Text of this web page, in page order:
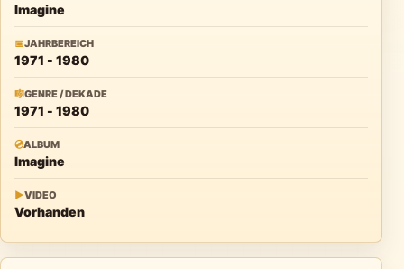
Imagine
📅JAHRBEREICH
1971 - 1980
🎼GENRE / DEKADE
1971 - 1980
💿ALBUM
Imagine
▶VIDEO
Vorhanden